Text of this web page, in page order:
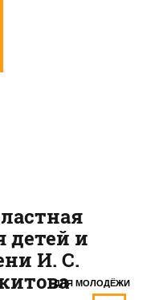
ДЛЯ МОЛОДЁЖИ
детей и
И. С.